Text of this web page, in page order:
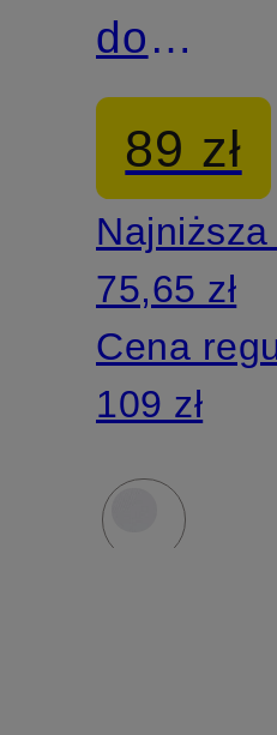
do
biegania
RU4
89 zł
75,65 zł
Cena
109 zł